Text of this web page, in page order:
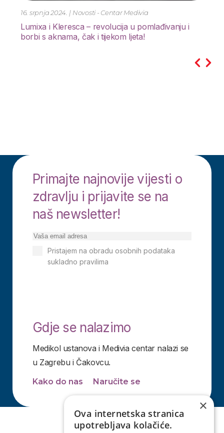
21. lipnja 2024. | Novosti - Centar Medivia
SMART PEDIKURA
Primajte najnovije vijesti o
zdravlju i prijavite se na
naš newsletter!
Pristajem na obradu osobnih podataka
sukladno pravilima
Gdje se nalazimo
Medikol ustanova i Medivia centar nalazi se
u Zagrebu i Čakovcu.
Kako do nas Naručite se
×
Ova internetska stranica
upotrebljava kolačiće.